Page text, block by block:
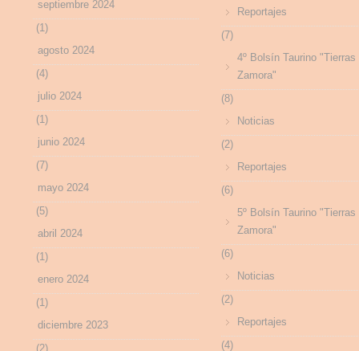
septiembre 2024
(1)
agosto 2024
(4)
julio 2024
(1)
junio 2024
(7)
mayo 2024
(5)
abril 2024
(1)
enero 2024
(1)
diciembre 2023
(2)
Reportajes
(7)
4º Bolsín Taurino "Tierras
Zamora"
(8)
Noticias
(2)
Reportajes
(6)
5º Bolsín Taurino "Tierras
Zamora"
(6)
Noticias
(2)
Reportajes
(4)